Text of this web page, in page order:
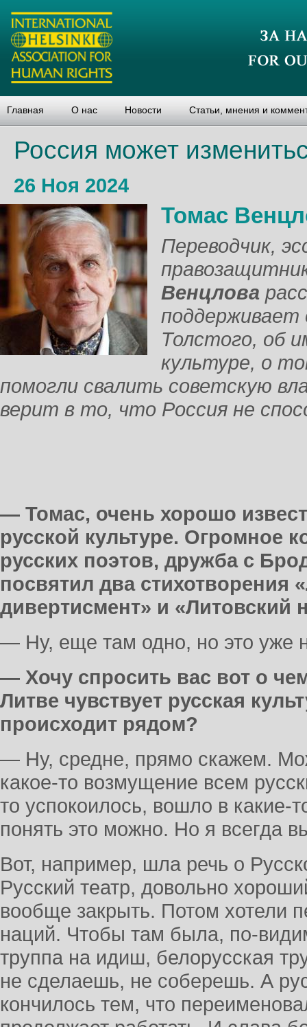
Главная О нас Новости Статьи, мнения и
Россия может
26 Ноя 2024
Томас
Переводчик,
Венцлова
Толстого, об
культуре, о
помогли свалить советскую
верит в то, что Россия не
— Томас, очень хорошо
русской культуре. Огромное
русских поэтов, дружба с
посвятил два стихотворения
дивертисмент» и «Литовский
— Ну, еще там одно, но это уже
— Хочу спросить вас вот о
Литве чувствует русская
происходит рядом?
— Ну, средне, прямо скажем.
какое-то возмущение всем
то успокоилось, вошло в какие-
понять это можно. Но я всегда
Вот, например, шла речь о
Русский театр, довольно
вообще закрыть. Потом хотели
наций. Чтобы там была, по-
труппа на идиш, белорусская
не сделаешь, не соберешь. А
кончилось тем, что